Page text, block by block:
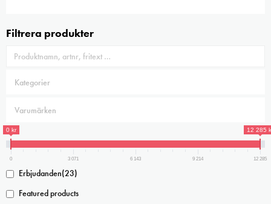
Filtrera produkter
0 kr 12 285
0 3 071 6 143 9 214 12 285
Erbjudanden(23)
Featured products